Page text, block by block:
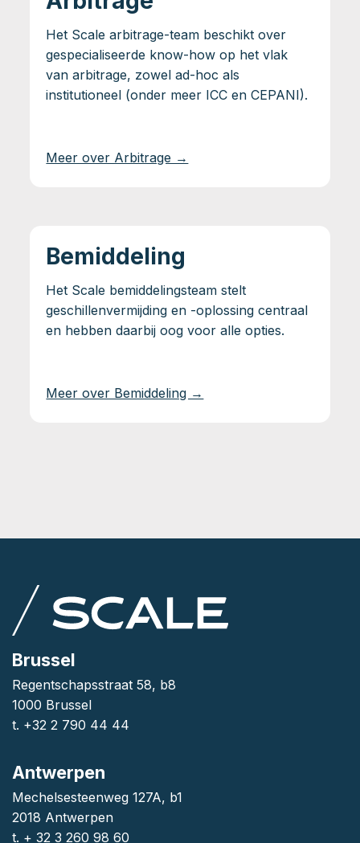
Het Scale arbitrage-team beschikt over
gespecialiseerde know-how op het vlak
van arbitrage, zowel ad-hoc als
institutioneel (onder meer ICC en CEPANI).
Meer over Arbitrage →
Bemiddeling
Het Scale bemiddelingsteam stelt
geschillenvermijding en -oplossing centraal
en hebben daarbij oog voor alle opties.
Meer over Bemiddeling →
Brussel
Regentschapsstraat 58, b8
1000 Brussel
t. +32 2 790 44 44
Antwerpen
Mechelsesteenweg 127A, b1
2018 Antwerpen
t. + 32 3 260 98 60